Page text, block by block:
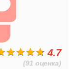
4.7
(91 оценка)